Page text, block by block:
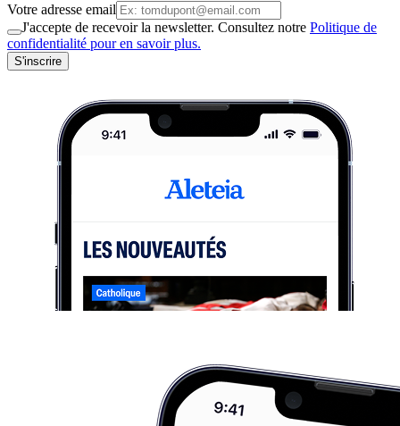
Votre adresse email
J'accepte de recevoir la newsletter. Consultez notre Politique de
confidentialité pour en savoir plus.
S'inscrire